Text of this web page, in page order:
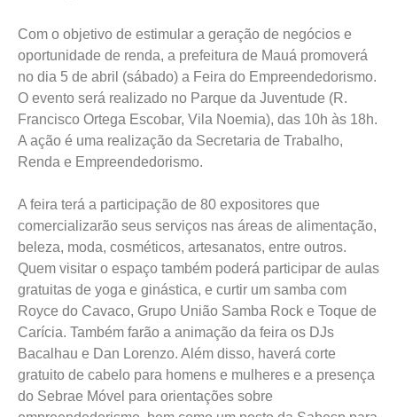
Com o objetivo de estimular a geração de negócios e
oportunidade de renda, a prefeitura de Mauá promoverá
no dia 5 de abril (sábado) a Feira do Empreendedorismo.
O evento será realizado no Parque da Juventude (R.
Francisco Ortega Escobar, Vila Noemia), das 10h às 18h.
A ação é uma realização da Secretaria de Trabalho,
Renda e Empreendedorismo.
A feira terá a participação de 80 expositores que
comercializarão seus serviços nas áreas de alimentação,
beleza, moda, cosméticos, artesanatos, entre outros.
Quem visitar o espaço também poderá participar de aulas
gratuitas de yoga e ginástica, e curtir um samba com
Royce do Cavaco, Grupo União Samba Rock e Toque de
Carícia. Também farão a animação da feira os DJs
Bacalhau e Dan Lorenzo. Além disso, haverá corte
gratuito de cabelo para homens e mulheres e a presença
do Sebrae Móvel para orientações sobre